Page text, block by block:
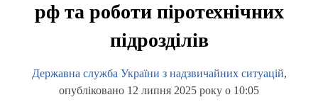
рф та роботи піротехнічних
підрозділів
Державна служба України з надзвичайних ситуацій,
опубліковано 12 липня 2025 року о 10:05